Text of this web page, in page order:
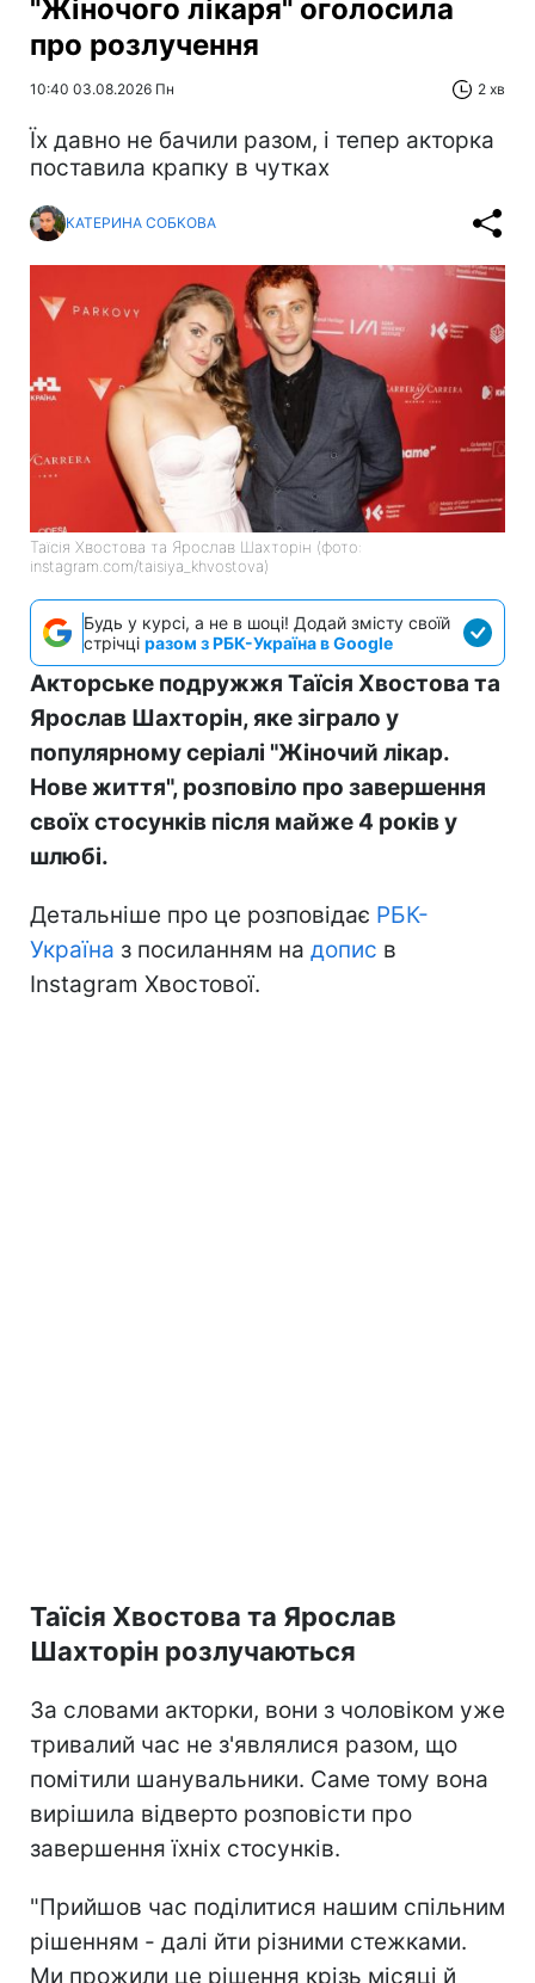
"Жіночого лікаря" оголосила
про розлучення
10:40 03.08.2026 Пн 2 хв
Їх давно не бачили разом, і тепер акторка
поставила крапку в чутках
КАТЕРИНА СОБКОВА
Таїсія Хвостова та Ярослав Шахторін (фото:
instagram.com/taisiya_khvostova)
Будь у курсі, а не в шоці! Додай змісту своїй
стрічці разом з РБК-Україна в Google
Акторське подружжя Таїсія Хвостова та
Ярослав Шахторін, яке зіграло у
популярному серіалі "Жіночий лікар.
Нове життя", розповіло про завершення
своїх стосунків після майже 4 років у
шлюбі.
Детальніше про це розповідає РБК-
Україна з посиланням на допис в
Instagram Хвостової.
Таїсія Хвостова та Ярослав
Шахторін розлучаються
За словами акторки, вони з чоловіком уже
тривалий час не з'являлися разом, що
помітили шанувальники. Саме тому вона
вирішила відверто розповісти про
завершення їхніх стосунків.
"Прийшов час поділитися нашим спільним
рішенням - далі йти різними стежками.
Ми прожили це рішення крізь місяці й